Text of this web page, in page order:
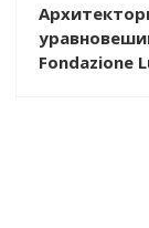
Fondazione